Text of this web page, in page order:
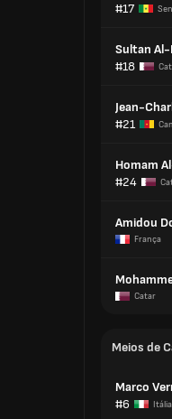
#17
Sultan Al-
#18
Jean-
#21
Homam
#24
Amidou
França
Catar
Meios de
Marco
#6
Itália